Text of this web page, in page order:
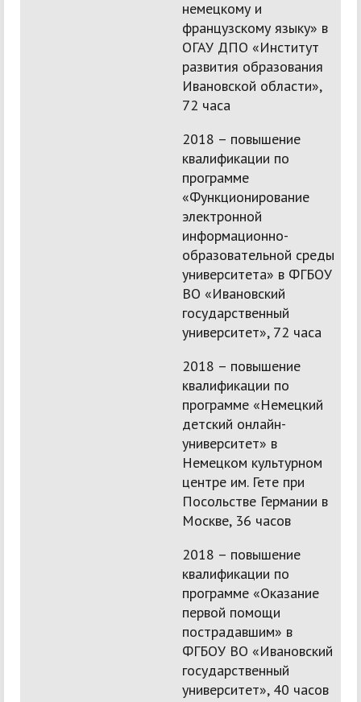
немецкому и
французскому языку» в
ОГАУ ДПО «Институт
развития образования
Ивановской области»,
72 часа
2018 – повышение
квалификации по
программе
«Функционирование
электронной
информационно-
образовательной среды
университета» в ФГБОУ
ВО «Ивановский
государственный
университет», 72 часа
2018 – повышение
квалификации по
программе «Немецкий
детский онлайн-
университет» в
Немецком культурном
центре им. Гете при
Посольстве Германии в
Москве, 36 часов
2018 – повышение
квалификации по
программе «Оказание
первой помощи
пострадавшим» в
ФГБОУ ВО «Ивановский
государственный
университет», 40 часов